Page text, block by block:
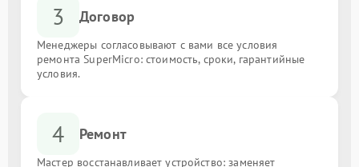
3 Договор
Менеджеры согласовывают с вами все условия
ремонта SuperMicro: стоимость, сроки, гарантийные
условия.
4 Ремонт
Мастер восстанавливает устройство: заменяет